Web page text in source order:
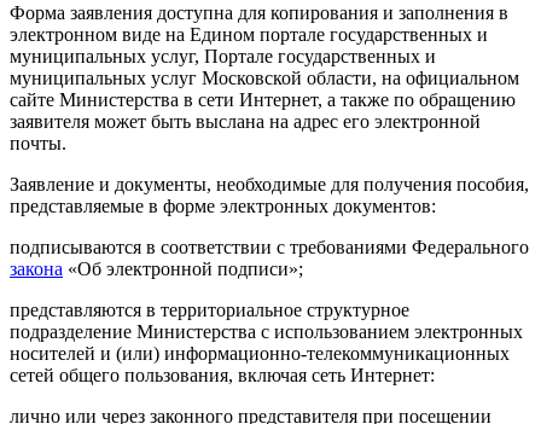
Форма заявления доступна для копирования и заполнения в
электронном виде на Едином портале государственных и
муниципальных услуг, Портале государственных и
муниципальных услуг Московской области, на официальном
сайте Министерства в сети Интернет, а также по обращению
заявителя может быть выслана на адрес его электронной
почты.
Заявление и документы, необходимые для получения пособия,
представляемые в форме электронных документов:
подписываются в соответствии с требованиями Федерального
закона «Об электронной подписи»;
представляются в территориальное структурное
подразделение Министерства с использованием электронных
носителей и (или) информационно-телекоммуникационных
сетей общего пользования, включая сеть Интернет:
лично или через законного представителя при посещении